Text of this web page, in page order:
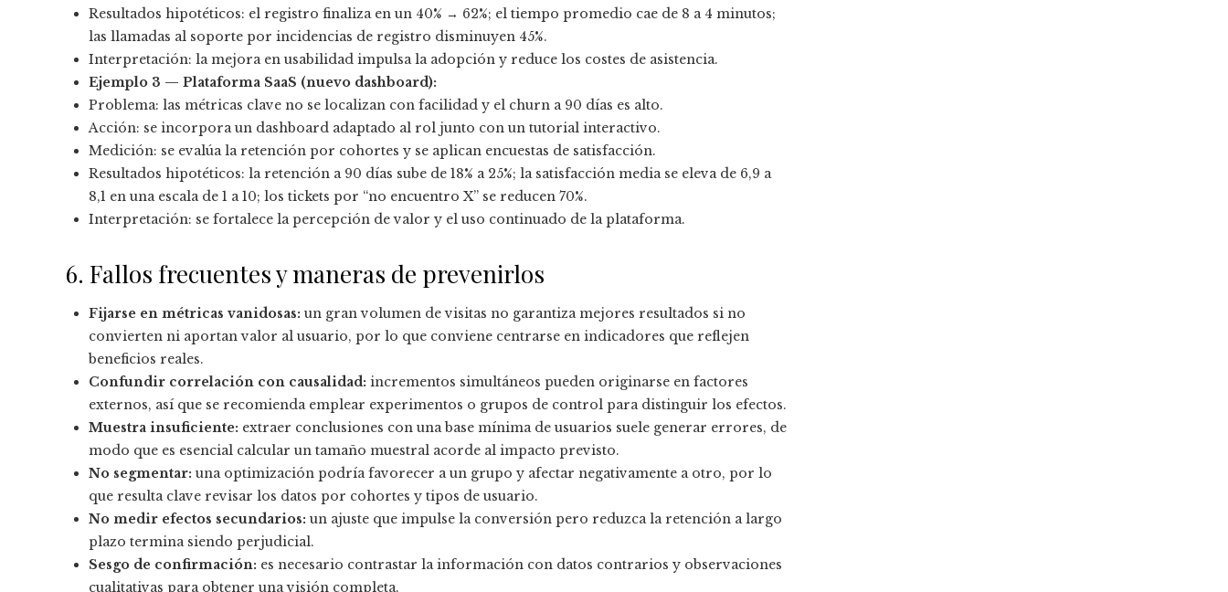
Resultados hipotéticos: el registro finaliza en un 40% → 62%; el tiempo promedio cae de 8 a 4 minutos;
las llamadas al soporte por incidencias de registro disminuyen 45%.
Interpretación: la mejora en usabilidad impulsa la adopción y reduce los costes de asistencia.
Ejemplo 3 — Plataforma SaaS (nuevo dashboard):
Problema: las métricas clave no se localizan con facilidad y el churn a 90 días es alto.
Acción: se incorpora un dashboard adaptado al rol junto con un tutorial interactivo.
Medición: se evalúa la retención por cohortes y se aplican encuestas de satisfacción.
Resultados hipotéticos: la retención a 90 días sube de 18% a 25%; la satisfacción media se eleva de 6,9 a
8,1 en una escala de 1 a 10; los tickets por “no encuentro X” se reducen 70%.
Interpretación: se fortalece la percepción de valor y el uso continuado de la plataforma.
6. Fallos frecuentes y maneras de prevenirlos
Fijarse en métricas vanidosas: un gran volumen de visitas no garantiza mejores resultados si no
convierten ni aportan valor al usuario, por lo que conviene centrarse en indicadores que reflejen
beneficios reales.
Confundir correlación con causalidad: incrementos simultáneos pueden originarse en factores
externos, así que se recomienda emplear experimentos o grupos de control para distinguir los efectos.
Muestra insuficiente: extraer conclusiones con una base mínima de usuarios suele generar errores, de
modo que es esencial calcular un tamaño muestral acorde al impacto previsto.
No segmentar: una optimización podría favorecer a un grupo y afectar negativamente a otro, por lo
que resulta clave revisar los datos por cohortes y tipos de usuario.
No medir efectos secundarios: un ajuste que impulse la conversión pero reduzca la retención a largo
plazo termina siendo perjudicial.
Sesgo de confirmación: es necesario contrastar la información con datos contrarios y observaciones
cualitativas para obtener una visión completa.